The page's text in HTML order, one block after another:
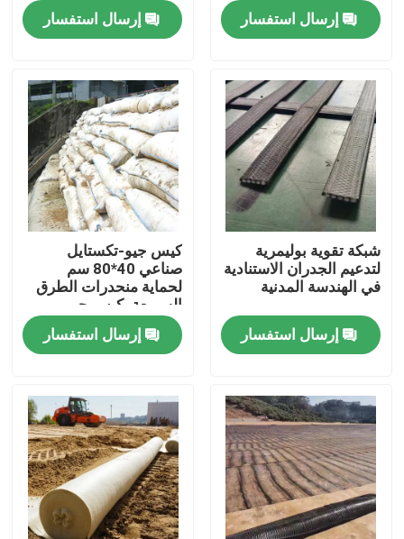
منزل
أشرطة فيديو
عرض الواقع الافتراضي
حول بنا
جولة في المعمل
ضبط الجودة
اتصل بنا
طلب اقتباس
جيوتكستايل جيوجريد
إرسال استفسار
إرسال استفسار
شبكة تقوية بوليمرية
لتدعيم الجدران الاستنادية
في الهندسة المدنية
إرسال استفسار
كيس جيو-تكستايل
صناعي 40*80 سم
لحماية منحدرات الطرق
السريعة، كيس جيو-
تكستايل للتشجير وزراعة
العشب والسيطرة على
الفيضانات
إرسال استفسار